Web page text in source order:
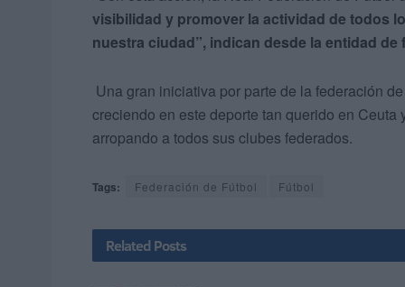
visibilidad y promover la actividad de todos
nuestra ciudad”, indican desde la entidad de
Una gran iniciativa por parte de la federación
creciendo en este deporte tan querido en
arropando a todos sus clubes federados.
Tags: Federación de Fútbol Fútbol
Related Posts